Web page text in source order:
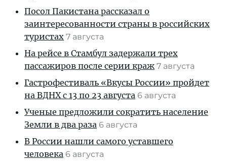
Посол Пакистана рассказал о
заинтересованности страны в российских
туристах 7 августа
На рейсе в Стамбул задержали трех
пассажиров после серии краж 7 августа
Гастрофестиваль «Вкусы России» пройдет
на ВДНХ с 13 по 23 августа 6 августа
Ученые предложили сократить население
Земли в два раза 6 августа
В России нашли самого уставшего
человека 6 августа